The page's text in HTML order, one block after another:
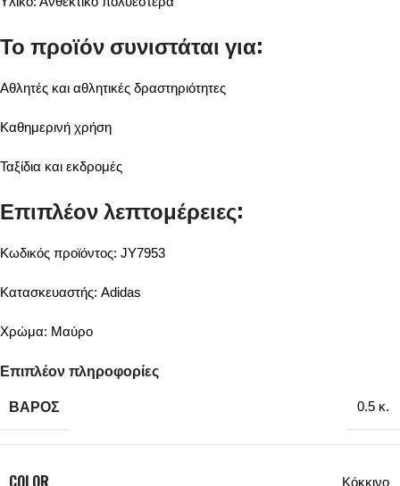
Το προϊόν συνιστάται για:
Αθλητές και αθλητικές δραστηριότητες
Καθημερινή χρήση
Ταξίδια και εκδρομές
Επιπλέον λεπτομέρειες:
Κωδικός προϊόντος: JY7953
Κατασκευαστής: Adidas
Χρώμα: Μαύρο
Επιπλέον πληροφορίες
ΒΆΡΟΣ 0.5 κ.
Κόκκινο